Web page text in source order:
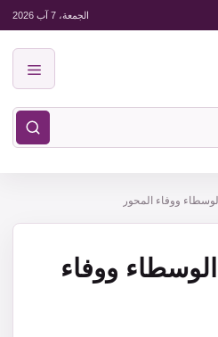
الجمعة، 7 آب 2026
ووفاء المحور
ووفاء